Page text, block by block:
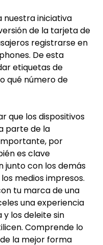
nuestra iniciativa
de la tarjeta de
registrarse en
De esta
etiquetas de
qué número de
que los dispositivos
parte de la
por
es clave
con los demás
medios impresos.
tu marca de una
una experiencia
los deleite sin
Comprende lo
la mejor forma